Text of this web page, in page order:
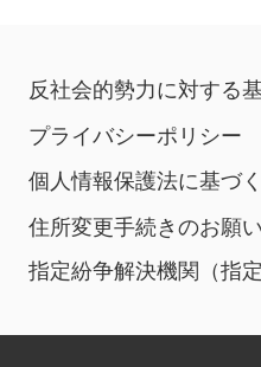
反社会的勢力に対する
プライバシーポリシー
個人情報保護法に基づ
住所変更手続きのお願い
指定紛争解決機関（指